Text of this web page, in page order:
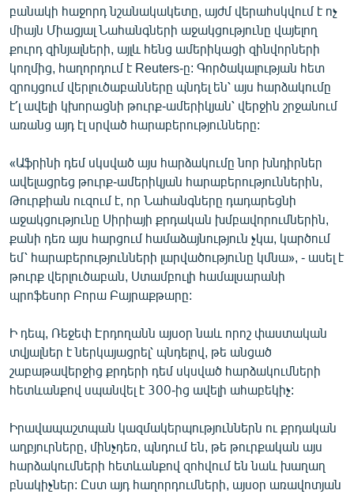
բանակի հաջորդ նշանակակետը, այժմ վերահսկվում է ոչ
միայն Միացյալ Նահանգների աջակցությունը վայելող
քուրդ զինյալների, այլև հենց ամերիկացի զինվորների
կողմից, հաղորդում է Reuters-ը: Գործակալության հետ
զրույցում վերլուծաբանները պնդել են՝ այս հարձակումը
է՛լ ավելի կխորացնի թուրք-ամերիկյան՝ վերջին շրջանում
առանց այդ էլ սրված հարաբերությունները:
«Աֆրինի դեմ սկսված այս հարձակումը նոր խնդիրներ
ավելացրեց թուրք-ամերիկյան հարաբերություններին,
Թուրքիան ուզում է, որ Նահանգները դադարեցնի
աջակցությունը Սիրիայի քրդական խմբավորումներին,
քանի դեռ այս հարցում համաձայնություն չկա, կարծում
եմ՝ հարաբերությունների լարվածությունը կմնա», - ասել է
թուրք վերլուծաբան, Ստամբուլի համալսարանի
պրոֆեսոր Բորա Բայրաքթարը:
Ի դեպ, Ռեջեփ Էրդողանն այսօր նաև որոշ փաստական
տվյալներ է ներկայացրել՝ պնդելով, թե անցած
շաբաթավերջից քրդերի դեմ սկսված հարձակումների
հետևանքով սպանվել է 300-ից ավելի ահաբեկիչ:
Իրավապաշտպան կազմակերպություններն ու քրդական
աղբյուրները, մինչդեռ, պնդում են, թե թուրքական այս
հարձակումների հետևանքով զոհվում են նաև խաղաղ
բնակիչներ: Ըստ այդ հաղորդումների, այսօր առավոտյան